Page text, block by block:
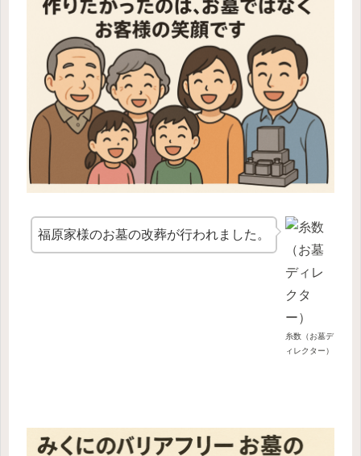
糸数（お墓デ
ィレクター）
福原家様のお墓の改葬が行われました。